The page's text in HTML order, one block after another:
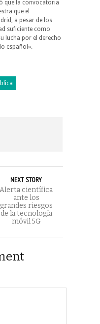
que la convocatoria
que el
a pesar de los
suficiente como
lucha por el derecho
español».
NEXT STORY
Alerta científica
ante los
grandes riesgos
de la tecnología
móvil 5G